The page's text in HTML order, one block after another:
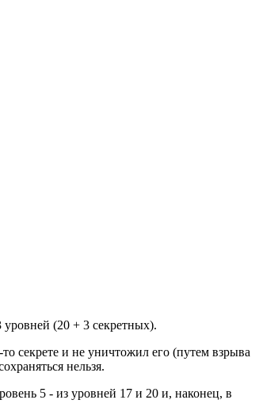
(20 + 3 секретных).
секрете и не уничтожил его (путем взрыва
нельзя.
5 - из уровней 17 и 20 и, наконец, в